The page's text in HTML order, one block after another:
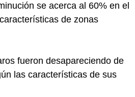
se acerca al 60% en el
de zonas
fueron desapareciendo de
las características de sus